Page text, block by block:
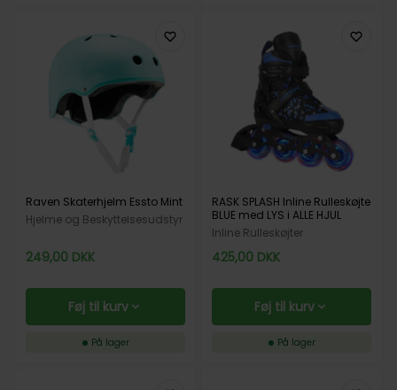
Raven Skaterhjelm Essto Mint
Hjelme og Beskyttelsesudstyr
249,00 DKK
Føj til kurv
På lager
RASK SPLASH Inline Rulleskøjte
BLUE med LYS i ALLE HJUL
Inline Rulleskøjter
425,00 DKK
Føj til kurv
På lager